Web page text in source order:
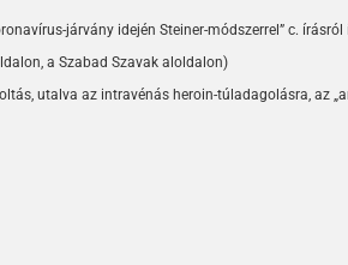
járvány idején Steiner-módszerrel” c.
a Szabad Szavak aloldalon)
utalva az intravénás heroin-túladagolásra, az